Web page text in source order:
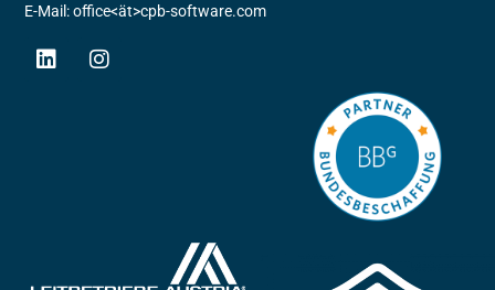
E-Mail: office<ät>cpb-software.com